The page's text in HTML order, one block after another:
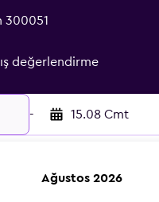
300051
değerlendirme
- 15.08 Cmt
Ağustos 2026